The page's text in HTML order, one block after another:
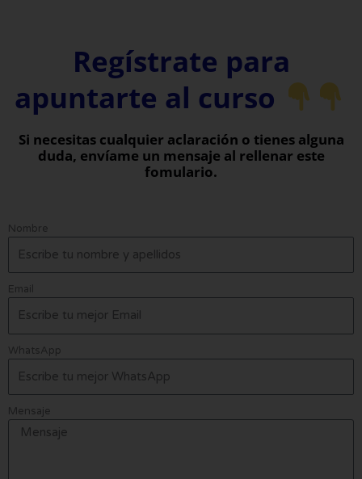
Regístrate para
apuntarte al curso
Si necesitas cualquier aclaración o tienes alguna
duda, envíame un mensaje al rellenar este
fomulario.
Nombre
Email
WhatsApp
Mensaje